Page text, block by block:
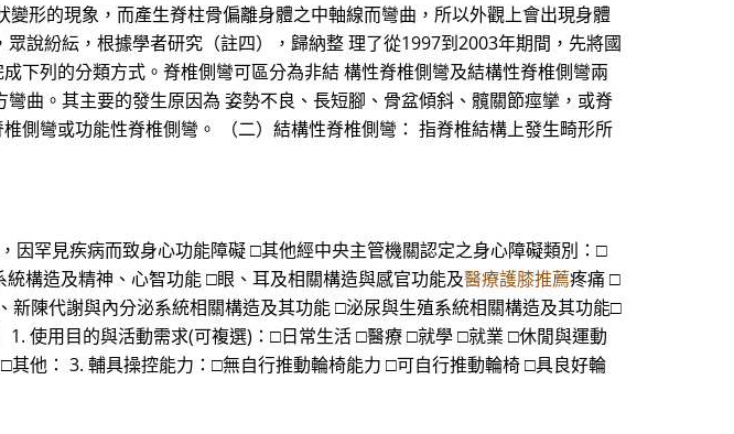
形的現象，而產生脊柱骨偏離身體之中軸線而彎曲，所以外觀上會出現身體
說紛紜，根據學者研究（註四），歸納整 理了從1997到2003年期間，先將國
下列的分類方式。脊椎側彎可區分為非結 構性脊椎側彎及結構性脊椎側彎兩
曲。其主要的發生原因為 姿勢不良、長短腳、骨盆傾斜、髖關節痙攣，或脊
側彎或功能性脊椎側彎。 （二）結構性脊椎側彎： 指脊椎結構上發生畸形所
因罕見疾病而致身心功能障礙 □其他經中央主管機關認定之身心障礙類別：□
構造及精神、心智功能 □眼、耳及相關構造與感官功能及醫療護膝推薦疼痛 □
陳代謝與內分泌系統相關構造及其功能 □泌尿與生殖系統相關構造及其功能□
使用目的與活動需求(可複選)：□日常生活 □醫療 □就學 □就業 □休閒與運動
他： 3. 輔具操控能力：□無自行推動輪椅能力 □可自行推動輪椅 □具良好輪